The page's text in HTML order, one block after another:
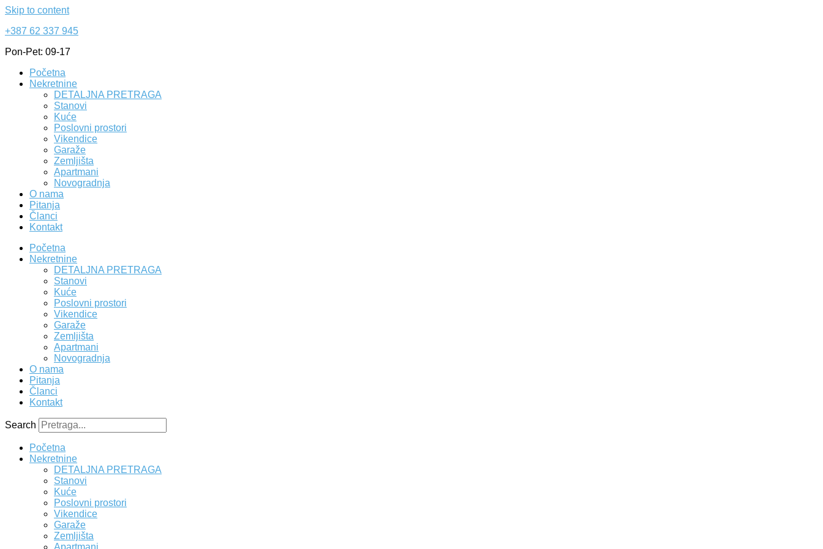
Skip to content
+387 62 337 945
Pon-Pet: 09-17
Početna
Nekretnine
DETALJNA PRETRAGA
Stanovi
Kuće
Poslovni prostori
Vikendice
Garaže
Zemljišta
Apartmani
Novogradnja
O nama
Pitanja
Članci
Kontakt
Početna
Nekretnine
DETALJNA PRETRAGA
Stanovi
Kuće
Poslovni prostori
Vikendice
Garaže
Zemljišta
Apartmani
Novogradnja
O nama
Pitanja
Članci
Kontakt
Početna
Nekretnine
DETALJNA PRETRAGA